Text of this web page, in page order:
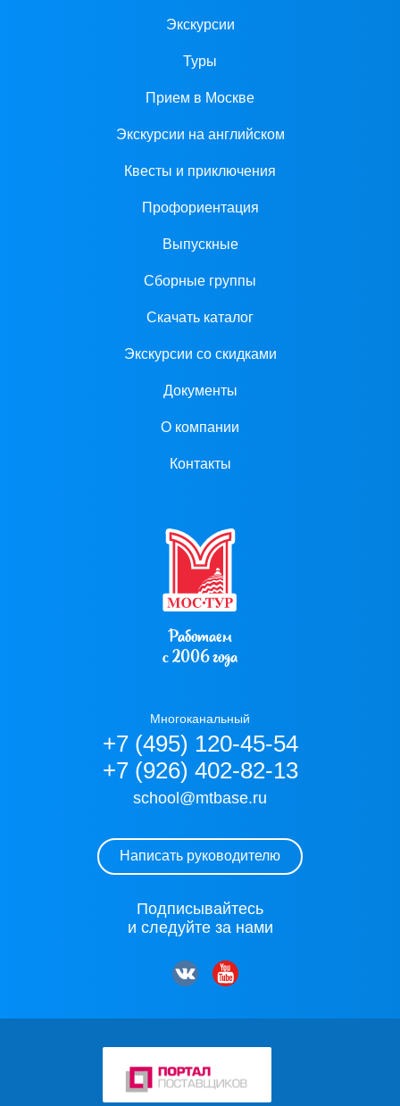
Экскурсии
Туры
Прием в Москве
Экскурсии на английском
Квесты и приключения
Профориентация
Выпускные
Сборные группы
Скачать каталог
Экскурсии со скидками
Документы
О компании
Контакты
Работаем
с 2006 года
Многоканальный
+7 (495) 120-45-54
+7 (926) 402-82-13
school@mtbase.ru
Написать руководителю
Подписывайтесь
и следуйте за нами